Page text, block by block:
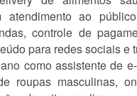
atendimento ao
controle de
para redes sociais e
como assistente de
roupas masculinas,